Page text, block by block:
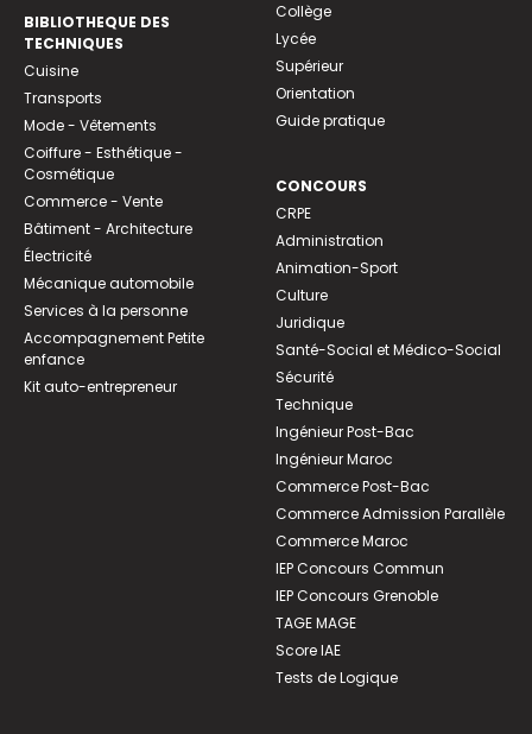
BIBLIOTHEQUE DES
TECHNIQUES
Cuisine
Transports
Mode - Vêtements
Coiffure - Esthétique -
Cosmétique
Commerce - Vente
Bâtiment - Architecture
Électricité
Mécanique automobile
Services à la personne
Accompagnement Petite
enfance
Kit auto-entrepreneur
Collège
Lycée
Supérieur
Orientation
Guide pratique
CONCOURS
CRPE
Administration
Animation-Sport
Culture
Juridique
Santé-Social et Médico-Social
Sécurité
Technique
Ingénieur Post-Bac
Ingénieur Maroc
Commerce Post-Bac
Commerce Admission Parallèle
Commerce Maroc
IEP Concours Commun
IEP Concours Grenoble
TAGE MAGE
Score IAE
Tests de Logique